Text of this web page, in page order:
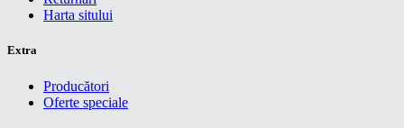
Harta sitului
Extra
Producători
Oferte speciale